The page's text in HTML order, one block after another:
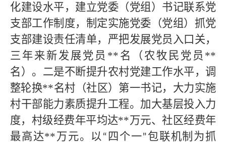
化建设水平，建立党委（党组）书记联系党
支部工作制度，制定实施党委（党组）抓党
支部建设责任清单，严把发展党员入口关，
三年来新发展党员** 名（农牧民党员 **
名）。二是不断提升农村党建工作水平，调
整轮换**名村（社区）第一书记，大力实施
村干部能力素质提升工程。加大基层投入力
度，村级经费年平均达**万元、社区经费年
最高达**万元。以 “ 四个一”包联机制为抓